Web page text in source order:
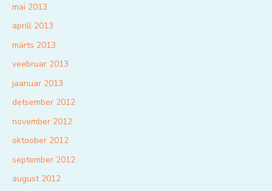
mai 2013
aprill 2013
märts 2013
veebruar 2013
jaanuar 2013
detsember 2012
november 2012
oktoober 2012
september 2012
august 2012